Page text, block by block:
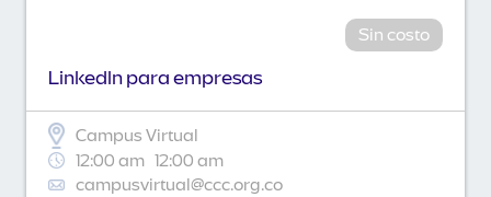
Sin costo
Linkedln para empresas
Campus Virtual
12:00 am 12:00 am
campusvirtual@ccc.org.co